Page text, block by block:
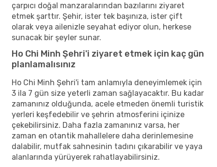
çarpıcı doğal manzaralarından bazılarını ziyaret
etmek şarttır. Şehir, ister tek başınıza, ister çift
olarak veya ailenizle seyahat ediyor olun, herkese
sunacak bir şeyler sunar.
Ho Chi Minh Şehri'i ziyaret etmek için kaç gün
planlamalısınız
Ho Chi Minh Şehri'i tam anlamıyla deneyimlemek için
3 ila 7 gün size yeterli zaman sağlayacaktır. Bu kadar
zamanınız olduğunda, acele etmeden önemli turistik
yerleri keşfedebilir ve şehrin atmosferini içinize
çekebilirsiniz. Daha fazla zamanınız varsa, her
zaman en otantik mahallelere daha derinlemesine
dalabilir, mutfak sahnesinin tadını çıkarabilir ve yaya
alanlarında yürüyerek rahatlayabilirsiniz.